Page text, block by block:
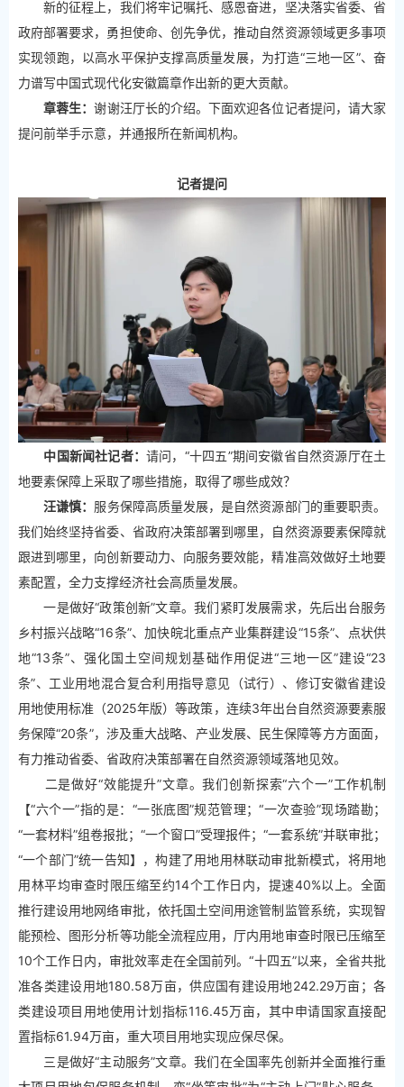
新的征程上，我们将牢记嘱托、感恩奋进，坚决落实省委、省
政府部署要求，勇担使命、创先争优，推动自然资源领域更多事项
实现领跑，以高水平保护支撑高质量发展，为打造“三地一区”、奋
力谱写中国式现代化安徽篇章作出新的更大贡献。
章蓉生：谢谢汪厅长的介绍。下面欢迎各位记者提问，请大家
提问前举手示意，并通报所在新闻机构。
记者提问
中国新闻社记者：请问，“十四五”期间安徽省自然资源厅在土
地要素保障上采取了哪些措施，取得了哪些成效？
汪谦慎： 服务保障高质量发展，是自然资源部门的重要职责。
我们始终坚持省委、省政府决策部署到哪里，自然资源要素保障就
跟进到哪里，向创新要动力、向服务要效能，精准高效做好土地要
素配置，全力支撑经济社会高质量发展。
一是做好“政策创新”文章。我们紧盯发展需求，先后出台服务
乡村振兴战略“16条”、加快皖北重点产业集群建设“15条”、点状供
地“13条”、强化国土空间规划基础作用促进“三地一区”建设“23
条”、工业用地混合复合利用指导意见（试行）、修订安徽省建设
用地使用标准（2025年版）等政策，连续3年出台自然资源要素服
务保障“20条”，涉及重大战略、产业发展、民生保障等方方面面，
有力推动省委、省政府决策部署在自然资源领域落地见效。
二是做好“效能提升”文章。我们创新探索“六个一”工作机制
【“六个一”指的是：“一张底图”规范管理；“一次查验”现场踏勘；
“一套材料”组卷报批；“一个窗口”受理报件；“一套系统”并联审批；
“一个部门”统一告知】，构建了用地用林联动审批新模式，将用地
用林平均审查时限压缩至约14个工作日内，提速40%以上。全面
推行建设用地网络审批，依托国土空间用途管制监管系统，实现智
能预检、图形分析等功能全流程应用，厅内用地审查时限已压缩至
10个工作日内，审批效率走在全国前列。“十四五”以来，全省共批
准各类建设用地180.58万亩，供应国有建设用地242.29万亩；各
类建设项目用地使用计划指标116.45万亩，其中申请国家直接配
置指标61.94万亩，重大项目用地实现应保尽保。
三是做好“主动服务”文章。我们在全国率先创新并全面推行重